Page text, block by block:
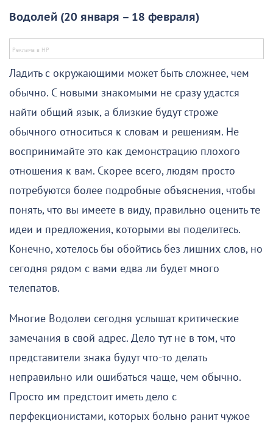
Водолей (20 января – 18 февраля)
Ладить с окружающими может быть сложнее, чем
обычно. С новыми знакомыми не сразу удастся
найти общий язык, а близкие будут строже
обычного относиться к словам и решениям. Не
воспринимайте это как демонстрацию плохого
отношения к вам. Скорее всего, людям просто
потребуются более подробные объяснения, чтобы
понять, что вы имеете в виду, правильно оценить те
идеи и предложения, которыми вы поделитесь.
Конечно, хотелось бы обойтись без лишних слов, но
сегодня рядом с вами едва ли будет много
телепатов.
Многие Водолеи сегодня услышат критические
замечания в свой адрес. Дело тут не в том, что
представители знака будут что-то делать
неправильно или ошибаться чаще, чем обычно.
Просто им предстоит иметь дело с
перфекционистами, которых больно ранит чужое